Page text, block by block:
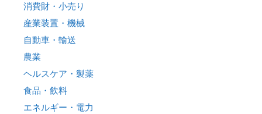
消費財・小売り
産業装置・機械
自動車・輸送
農業
ヘルスケア・製薬
食品・飲料
エネルギー・電力